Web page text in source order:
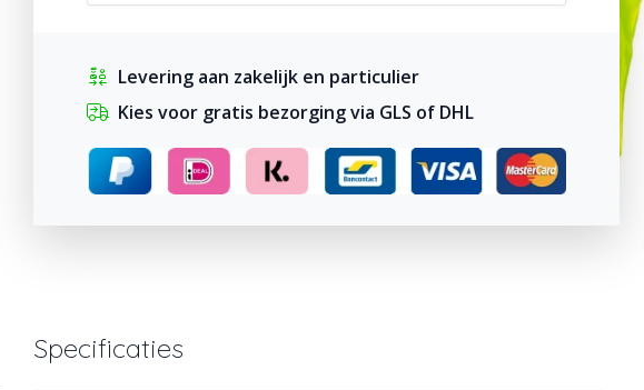
Levering aan zakelijk en particulier
Kies voor gratis bezorging via GLS of DHL
Specificaties